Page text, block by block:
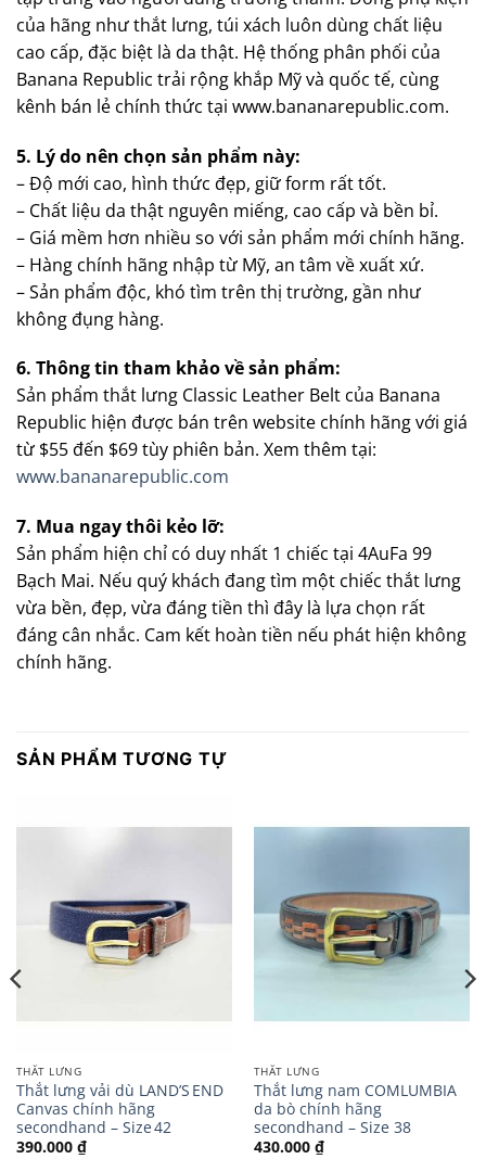
của hãng như thắt lưng, túi xách luôn dùng chất liệu
cao cấp, đặc biệt là da thật. Hệ thống phân phối của
Banana Republic trải rộng khắp Mỹ và quốc tế, cùng
kênh bán lẻ chính thức tại www.bananarepublic.com.
5. Lý do nên chọn sản phẩm này:
– Độ mới cao, hình thức đẹp, giữ form rất tốt.
– Chất liệu da thật nguyên miếng, cao cấp và bền bỉ.
– Giá mềm hơn nhiều so với sản phẩm mới chính hãng.
– Hàng chính hãng nhập từ Mỹ, an tâm về xuất xứ.
– Sản phẩm độc, khó tìm trên thị trường, gần như
không đụng hàng.
6. Thông tin tham khảo về sản phẩm:
Sản phẩm thắt lưng Classic Leather Belt của Banana
Republic hiện được bán trên website chính hãng với giá
từ $55 đến $69 tùy phiên bản. Xem thêm tại:
www.bananarepublic.com
7. Mua ngay thôi kẻo lỡ:
Sản phẩm hiện chỉ có duy nhất 1 chiếc tại 4AuFa 99
Bạch Mai. Nếu quý khách đang tìm một chiếc thắt lưng
vừa bền, đẹp, vừa đáng tiền thì đây là lựa chọn rất
đáng cân nhắc. Cam kết hoàn tiền nếu phát hiện không
chính hãng.
SẢN PHẨM TƯƠNG TỰ
THẮT LƯNG
Thắt lưng vải dù LAND’S END
Canvas chính hãng
secondhand – Size 42
390.000 ₫
THẮT LƯNG
Thắt lưng nam COMLUMBIA
da bò chính hãng
secondhand – Size 38
430.000 ₫